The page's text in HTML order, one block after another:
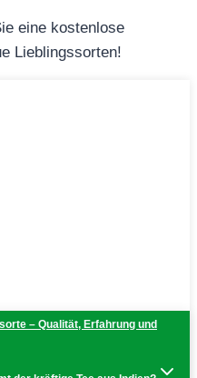
eine kostenlose
Lieblingssorten!
– Qualität, Erfahrung und